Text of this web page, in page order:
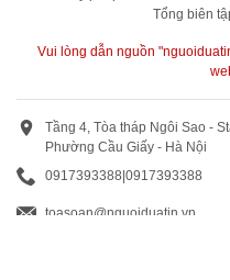
Tổng biên
Vui lòng dẫn nguồn
Tầng 4, Tòa tháp Ngôi Sao -
Phường Cầu Giấy - Hà Nội
0917393388|0917393388
toasoan@nguoiduatin.vn